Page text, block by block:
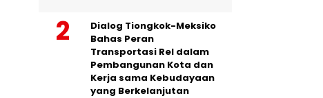
Dialog Tiongkok-Meksiko
Bahas Peran
Transportasi Rel dalam
Pembangunan Kota dan
Kerja sama Kebudayaan
yang Berkelanjutan